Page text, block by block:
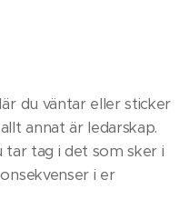
du väntar eller sticker
annat är ledarskap.
tag i det som sker i
i er